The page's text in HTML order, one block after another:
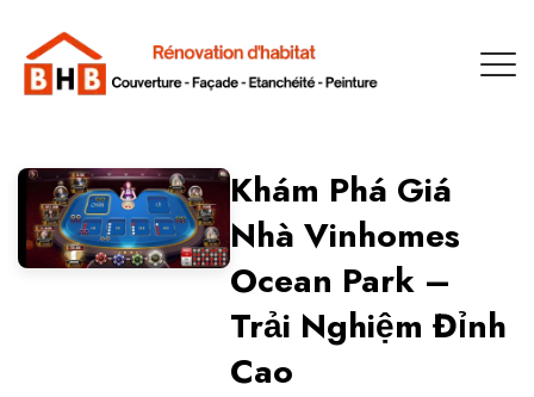
Khám Phá Giá
Nhà Vinhomes
Ocean Park –
Trải Nghiệm Đỉnh
Cao